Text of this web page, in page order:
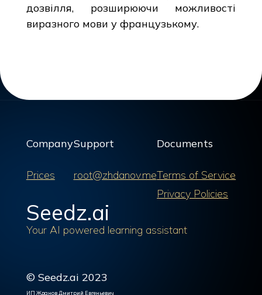
дозвілля, розширюючи можливості
виразного мови у французькому.
Company
Prices
Support
root@zhdanov.me
Documents
Terms of Service
Privacy Policies
Seedz.ai
Your AI powered learning assistant
© Seedz.ai 2023
ИП Жданов Дмитрий Евгеньевич